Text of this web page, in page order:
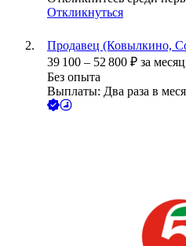
Откликнуться
Продавец (Ковылкино,
39 100 – 52 800 ₽ за
Без опыта
Выплаты: Два раза в